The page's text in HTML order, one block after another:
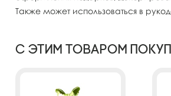
Также может использоваться в
С этим товаром